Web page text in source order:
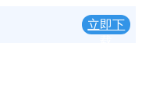
立即下